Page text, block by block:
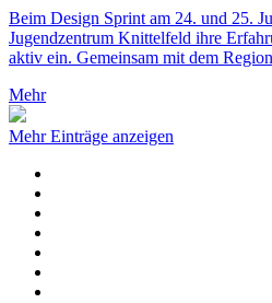
Beim Design Sprint am 24. und 25.
Jugendzentrum Knittelfeld ihre
aktiv ein. Gemeinsam mit dem
Mehr
Mehr Einträge anzeigen